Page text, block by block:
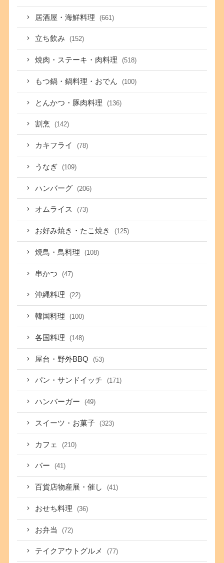
居酒屋・海鮮料理 (661)
立ち飲み (152)
焼肉・ステーキ・肉料理 (518)
もつ鍋・鍋料理・おでん (100)
とんかつ・豚肉料理 (136)
割烹 (142)
カキフライ (78)
うなぎ (109)
ハンバーグ (206)
オムライス (73)
お好み焼き・たこ焼き (125)
焼鳥・鳥料理 (108)
串かつ (47)
沖縄料理 (22)
韓国料理 (100)
各国料理 (148)
屋台・野外BBQ (53)
パン・サンドイッチ (171)
ハンバーガー (49)
スイーツ・お菓子 (323)
カフェ (210)
バー (41)
百貨店物産展・催し (41)
おせち料理 (36)
お弁当 (72)
テイクアウトグルメ (77)